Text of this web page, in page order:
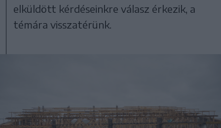
elküldött kérdéseinkre válasz érkezik, a
témára visszatérünk.